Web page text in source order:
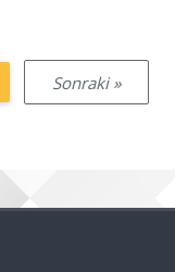
Sonraki »